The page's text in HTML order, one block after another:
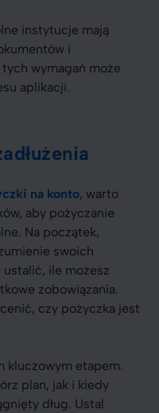
instytucje mają
i
wymagań może
aplikacji.
na konto, warto
aby pożyczanie
Na początek,
swoich
ile możesz
zobowiązania.
czy pożyczka jest
kluczowym etapem.
plan, jak i kiedy
dług. Ustal